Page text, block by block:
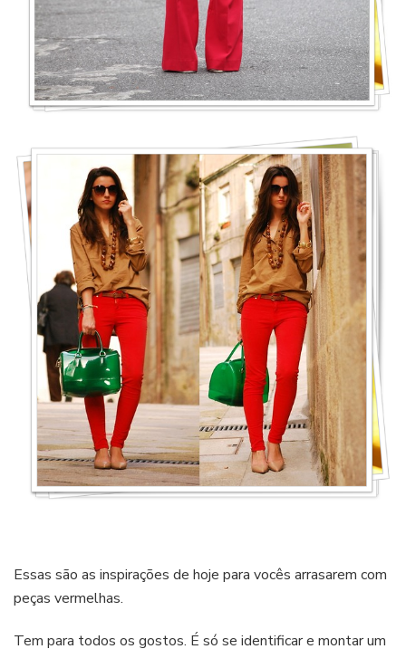
Essas são as inspirações de hoje para vocês arrasarem com
peças vermelhas.
Tem para todos os gostos. É só se identificar e montar um